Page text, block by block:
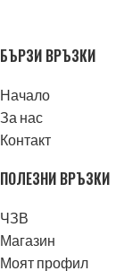
БЪРЗИ ВРЪЗКИ
Начало
За нас
Контакт
ПОЛЕЗНИ ВРЪЗКИ
ЧЗВ
Магазин
Моят профил